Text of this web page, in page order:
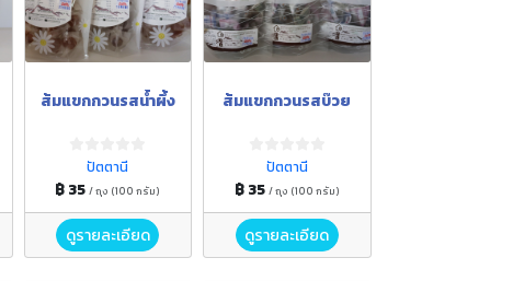
ส้มแขกกวนรสน้ำผึ้ง
ปัตตานี
฿ 35/ ถุง (100 กรัม)
ดูรายละเอียด
ส้มแขกกวนรสบ๊วย
ปัตตานี
฿ 35 / ถุง (100 กรัม)
ดูรายละเอียด